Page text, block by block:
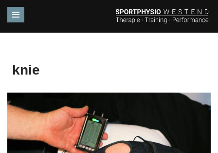
knie